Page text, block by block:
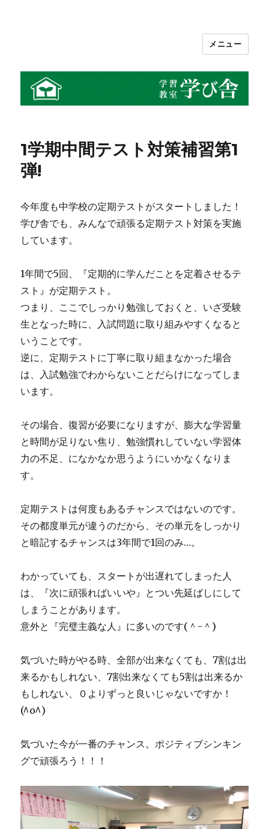
メニュー
1学期中間テスト対策補習第1
弾!
今年度も中学校の定期テストがスタートしました！
学び舎でも、みんなで頑張る定期テスト対策を実施
しています。
1年間で5回、『定期的に学んだことを定着させるテ
スト』が定期テスト。
つまり、ここでしっかり勉強しておくと、いざ受験
生となった時に、入試問題に取り組みやすくなると
いうことです。
逆に、定期テストに丁寧に取り組まなかった場合
は、入試勉強でわからないことだらけになってしま
います。
その場合、復習が必要になりますが、膨大な学習量
と時間が足りない焦り、勉強慣れしていない学習体
力の不足、になかなか思うようにいかなくなりま
す。
定期テストは何度もあるチャンスではないのです。
その都度単元が違うのだから、その単元をしっかり
と暗記するチャンスは3年間で1回のみ…。
わかっていても、スタートが出遅れてしまった人
は、『次に頑張ればいいや』とつい先延ばしにして
しまうことがあります。
意外と『完璧主義な人』に多いのです(＾-＾)
気づいた時がやる時、全部が出来なくても、7割は出
来るかもしれない、7割出来なくても5割は出来るか
もしれない、０よりずっと良いじゃないですか！
(^o^)
気づいた今が一番のチャンス。ポジティブシンキン
グで頑張ろう！！！